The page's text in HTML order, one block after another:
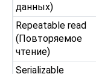
данных)
Repeatable read
(Повторяемое
чтение)
Serializable